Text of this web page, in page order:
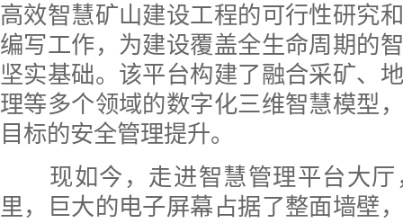
高效智慧矿山建设工程的可行性研究
编写工作，为建设覆盖全生命周期的
坚实基础。该平台构建了融合采矿、
理等多个领域的数字化三维智慧模型
目标的安全管理提升。
现如今，走进智慧管理平台大厅
里，巨大的电子屏幕占据了整面墙壁